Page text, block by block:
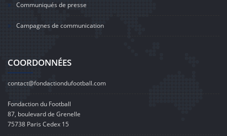
Communiqués de presse
Campagnes de communication
COORDONNÉES
contact@fondactiondufootball.com
Fondaction du Football
87, boulevard de Grenelle
75738 Paris Cedex 15